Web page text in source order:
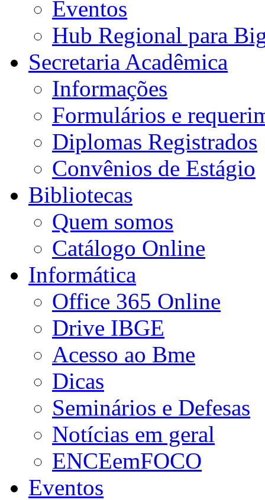
Eventos
Hub Regional para
Secretaria Acadêmica
Informações
Formulários e
Diplomas Registrados
Convênios de Estágio
Bibliotecas
Quem somos
Catálogo Online
Informática
Office 365 Online
Drive IBGE
Acesso ao Bme
Dicas
Seminários e Defesas
Notícias em geral
ENCEemFOCO
Eventos